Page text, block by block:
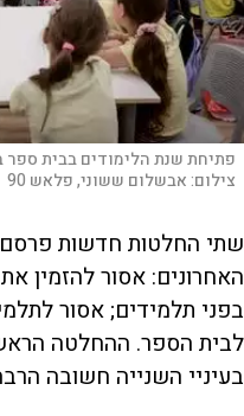
פתיחת שנת הלימודים בבית ספר
צילום:אבשלום ששוני, פלאש 90
שתי החלטות חדשות פרסם
האחרונים: אסור להזמין
בפני תלמידים; אסור
לבית הספר. ההחלטה
בעיניי השנייה חשובה